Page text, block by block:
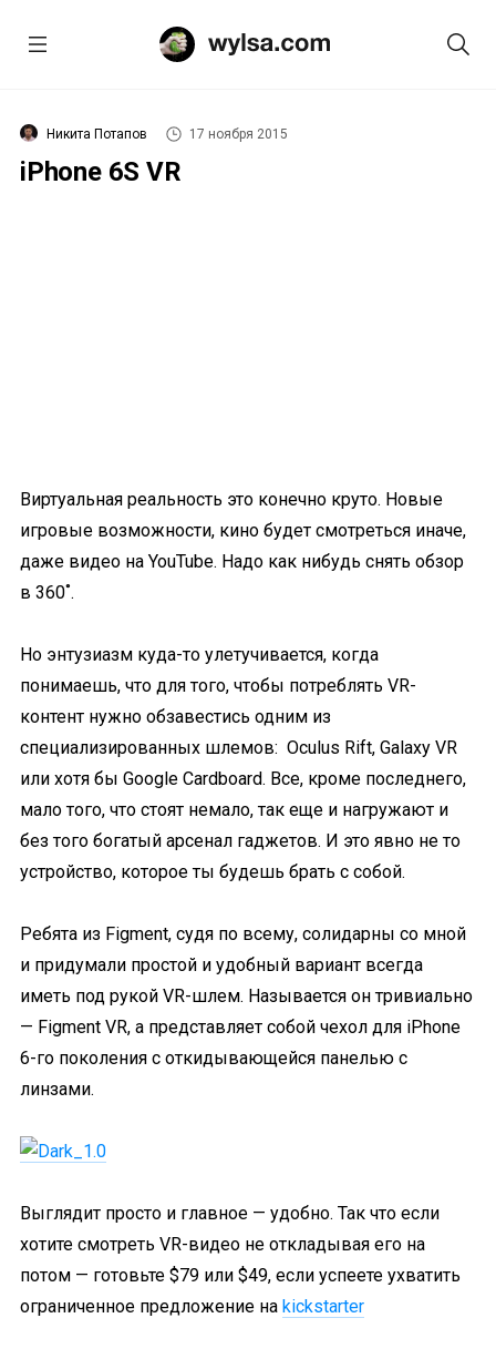
Никита Потапов 17 ноября 2015
iPhone 6S VR
Виртуальная реальность это конечно круто. Новые
игровые возможности, кино будет смотреться иначе,
даже видео на YouTube. Надо как нибудь снять обзор
в 360˚.
Но энтузиазм куда-то улетучивается, когда
понимаешь, что для того, чтобы потреблять VR-
контент нужно обзавестись одним из
специализированных шлемов: Oculus Rift, Galaxy VR
или хотя бы Google Cardboard. Все, кроме последнего,
мало того, что стоят немало, так еще и нагружают и
без того богатый арсенал гаджетов. И это явно не то
устройство, которое ты будешь брать с собой.
Ребята из Figment, судя по всему, солидарны со мной
и придумали простой и удобный вариант всегда
иметь под рукой VR-шлем. Называется он тривиально
— Figment VR, а представляет собой чехол для iPhone
6-го поколения с откидывающейся панелью с
линзами.
Выглядит просто и главное — удобно. Так что если
хотите смотреть VR-видео не откладывая его на
потом — готовьте $79 или $49, если успеете ухватить
ограниченное предложение на kickstarter